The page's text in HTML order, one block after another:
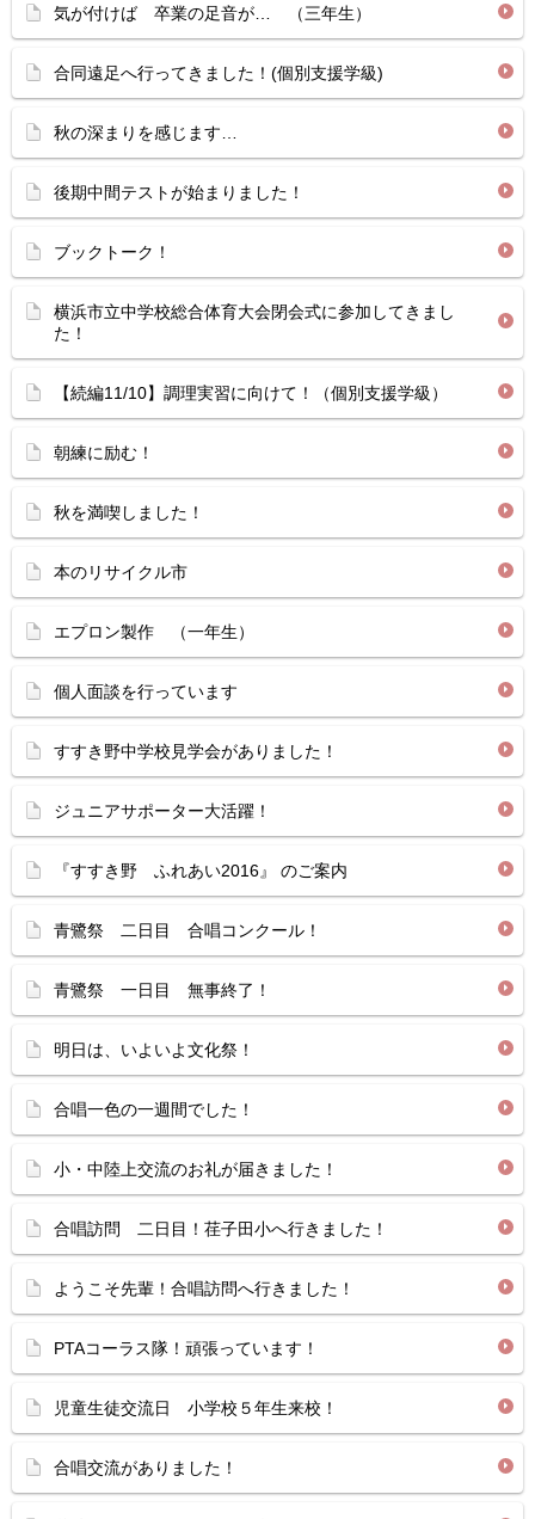
気が付けば 卒業の足音が… （三年生）
合同遠足へ行ってきました！(個別支援学級)
秋の深まりを感じます…
後期中間テストが始まりました！
ブックトーク！
横浜市立中学校総合体育大会閉会式に参加してきまし
た！
【続編11/10】調理実習に向けて！（個別支援学級）
朝練に励む！
秋を満喫しました！
本のリサイクル市
エプロン製作 （一年生）
個人面談を行っています
すすき野中学校見学会がありました！
ジュニアサポーター大活躍！
『すすき野 ふれあい2016』 のご案内
青鷺祭 二日目 合唱コンクール！
青鷺祭 一日目 無事終了！
明日は、いよいよ文化祭！
合唱一色の一週間でした！
小・中陸上交流のお礼が届きました！
合唱訪問 二日目！荏子田小へ行きました！
ようこそ先輩！合唱訪問へ行きました！
PTAコーラス隊！頑張っています！
児童生徒交流日 小学校５年生来校！
合唱交流がありました！